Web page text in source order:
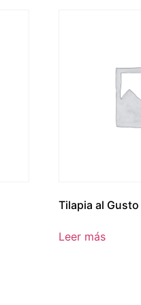
Tilapia al Gusto
Leer más